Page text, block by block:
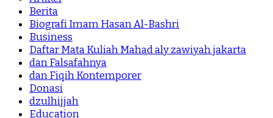
Berita
Biografi Imam Hasan Al-Bashri
Business
Daftar Mata Kuliah Mahad aly zawiyah jakarta
dan Falsafahnya
dan Fiqih Kontemporer
Donasi
dzulhijjah
Education